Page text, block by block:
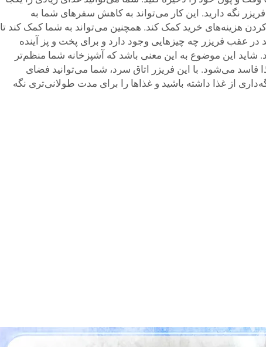
فریزر نگه دارید. این کار می‌تواند به کاهش سفرهای شما به
هزینه‌های خرید کمک کند. همچنین می‌تواند به شما کمک کند تا
در عقب فریزر چه چیزهایی وجود دارد و برای پخت و پز آینده
شاید این موضوع به این معنی باشد که آشپزخانه شما منظم‌تر
فاسد می‌شود. با این فریزر اتاق سرد، شما می‌توانید فضای
از غذا داشته باشید و غذاها را برای مدت طولانی‌تری نگه